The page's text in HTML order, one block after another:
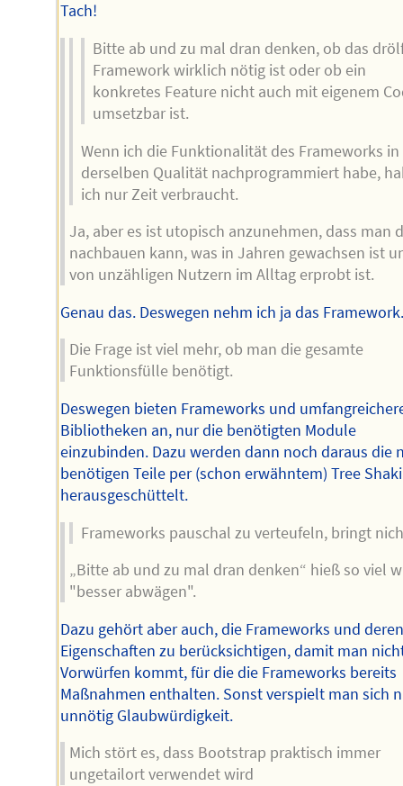
Tach!
Bitte ab und zu mal dran denken, ob das
Framework wirklich nötig ist oder ob ein
konkretes Feature nicht auch mit eigenem
umsetzbar ist.
Wenn ich die Funktionalität des Frameworks in
derselben Qualität nachprogrammiert habe,
ich nur Zeit verbraucht.
Ja, aber es ist utopisch anzunehmen, dass man
nachbauen kann, was in Jahren gewachsen ist
von unzähligen Nutzern im Alltag erprobt ist.
Genau das. Deswegen nehm ich ja das
Die Frage ist viel mehr, ob man die gesamte
Funktionsfülle benötigt.
Deswegen bieten Frameworks und
Bibliotheken an, nur die benötigten Module
einzubinden. Dazu werden dann noch daraus die
benötigen Teile per (schon erwähntem) Tree
herausgeschüttelt.
Frameworks pauschal zu verteufeln, bringt
„Bitte ab und zu mal dran denken“ hieß so viel
"besser abwägen".
Dazu gehört aber auch, die Frameworks und
Eigenschaften zu berücksichtigen, damit man
Vorwürfen kommt, für die die Frameworks bereits
Maßnahmen enthalten. Sonst verspielt man sich
unnötig Glaubwürdigkeit.
Mich stört es, dass Bootstrap praktisch immer
ungetailort verwendet wird